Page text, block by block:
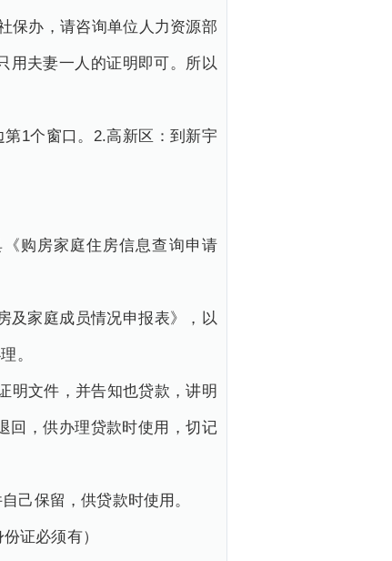
保办，请咨询单位人力资源部
用夫妻一人的证明即可。所以
1个窗口。2.高新区：到新宇
购房家庭住房信息查询申请
及家庭成员情况申报表》，以
。
明文件，并告知也贷款，讲明
回，供办理贷款时使用，切记
己保留，供贷款时使用。
证必须有）